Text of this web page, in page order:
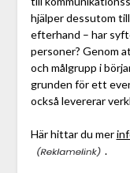
hjälper dessutom
efterhand – har
personer? Genom
och målgrupp i
grunden för ett
också levererar
Här hittar du mer
.